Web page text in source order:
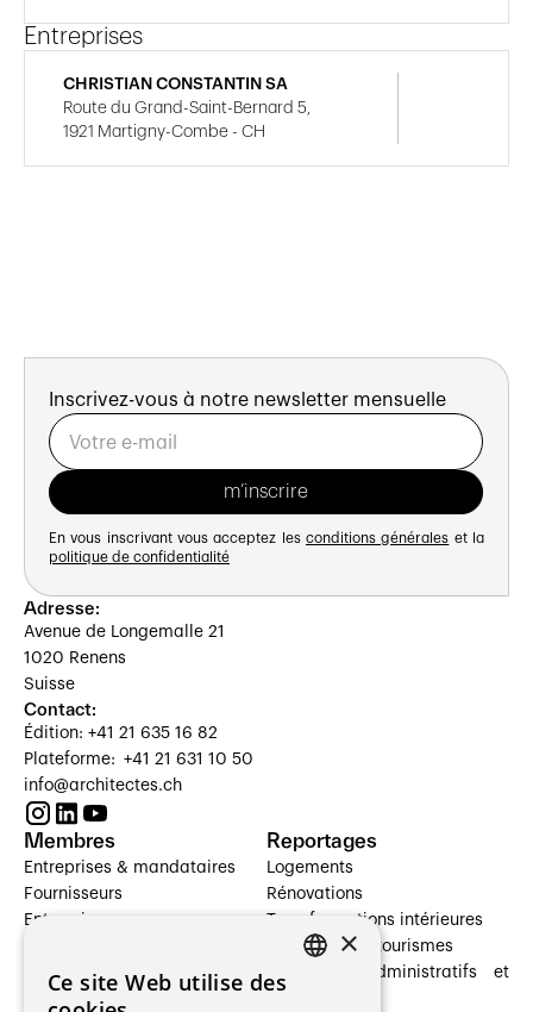
Entreprises
CHRISTIAN CONSTANTIN SA
Route du Grand-Saint-Bernard 5,
1921 Martigny-Combe - CH
Inscrivez-vous à notre newsletter mensuelle
En vous inscrivant vous acceptez les conditions générales et la
politique de confidentialité
Adresse:
Avenue de Longemalle 21
1020 Renens
Suisse
Contact:
Édition: +41 21 635 16 82
Plateforme: +41 21 631 10 50
info@architectes.ch
Membres
Entreprises & mandataires
Fournisseurs
Entreprises
Architectes paysagistes
Architectes d'intérieur
Reportages
Logements
Rénovations
Transformations intérieures
Hôtelleries et tourismes
Bâtiments administratifs et
×
Ce site Web utilise des